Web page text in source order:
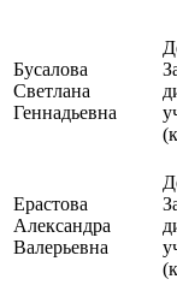
Бусалова
Светлана
Геннадьевна
Ерастова
Александра
Валерьевна